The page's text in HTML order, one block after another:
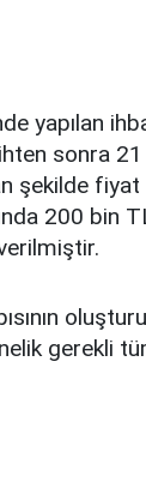
yapılan
sonra
fiyat
200 bin
gerekli